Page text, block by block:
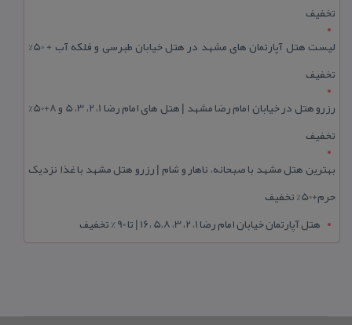
تخفیف
لیست هتل آپارتمان های مشهد در هتل خیابان طبرسی و فلکه آب + 50%
تخفیف
رزرو هتل در خیابان امام رضا مشهد | هتل‌ های امام رضا 1، 2، 3، 5 و 8+50%
تخفیف
بهترین هتل مشهد با صبحانه، ناهار و شام | رزرو هتل مشهد با غذا نزدیک
حرم+50% تخفیف
هتل آپارتمان خیابان امام رضا 1، 2، 3، 5،8 ،16 | تا 90 % تخفیف